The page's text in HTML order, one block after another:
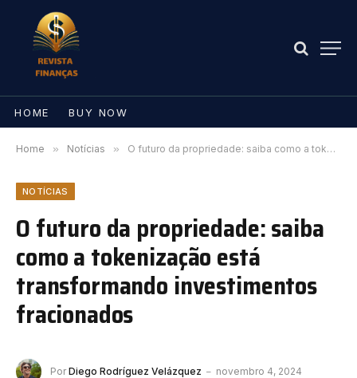
HOME BUY NOW
Home » Notícias » O futuro da propriedade: saiba como a tokenização está transformando investimentos fracionados
NOTÍCIAS
O futuro da propriedade: saiba
como a tokenização está
transformando investimentos
fracionados
Por Diego Rodríguez Velázquez novembro 4, 2024